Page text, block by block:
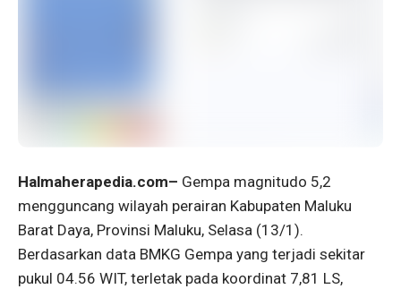
Halmaherapedia.com– Gempa magnitudo 5,2
mengguncang wilayah perairan Kabupaten Maluku
Barat Daya, Provinsi Maluku, Selasa (13/1).
Berdasarkan data BMKG Gempa yang terjadi sekitar
pukul 04.56 WIT, terletak pada koordinat 7,81 LS,